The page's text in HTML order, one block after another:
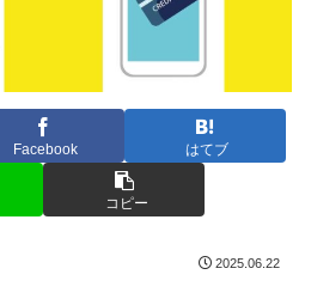
Facebook はてブ
コピー
2025.06.22